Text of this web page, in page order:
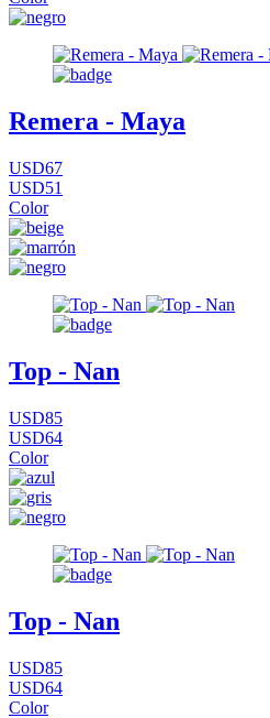
Remera - Maya
USD67
USD51
Color
Top - Nan
USD85
USD64
Color
Top - Nan
USD85
USD64
Color